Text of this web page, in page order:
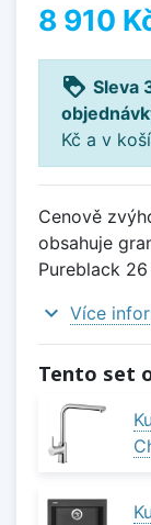
8 910
loyalty Sleva
Kč a v
Cenově
obsahuje
Pureblack
expand_more Více
Tento set